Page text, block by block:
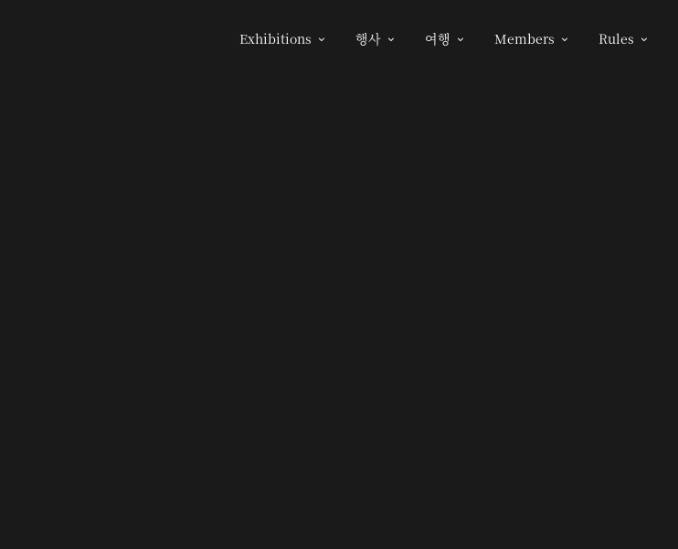
Exhibitions  행사  여행  Members  Rules 